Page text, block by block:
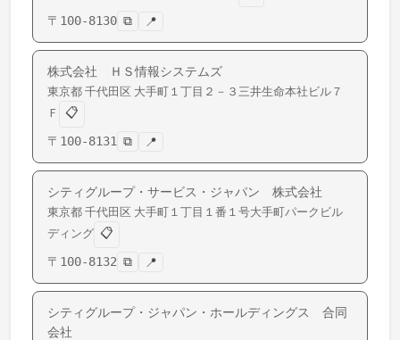
〒 100-8130 ⧉ 📍
株式会社 ＨＳ情報システムズ
東京都 千代田区 大手町 １丁目２－３三井生命本社ビル７
Ｆ
📋
〒 100-8131 ⧉ 📍
シティグループ・サービス・ジャパン 株式会社
東京都 千代田区 大手町 １丁目１番１号大手町パークビル
ディング 📋
〒 100-8132 ⧉ 📍
シティグループ・ジャパン・ホールディングス 合同
会社